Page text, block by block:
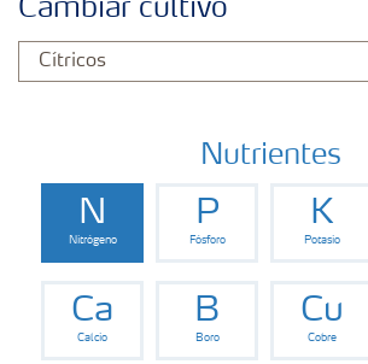
Productos
Portafolio de Agricultura Digital
Almacenaje y manejo de fertilizantes
Cultivos
Cambiar cultivo
Nutrientes
N
Nitrógeno
P
Fósforo
K
Potasio
Ca
Calcio
B
Boro
Cu
Cobre